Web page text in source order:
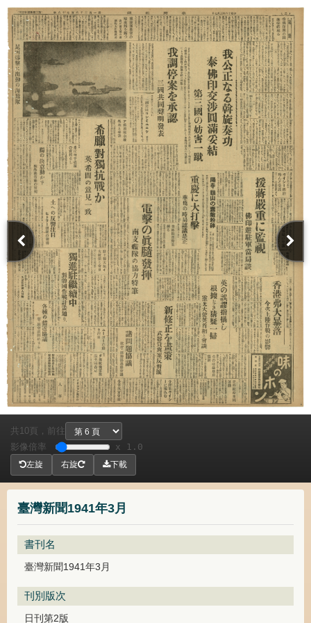
臺灣新聞1941年3月
書刊名
臺灣新聞1941年3月
刊別版次
日刊第2版
共 10頁，
前往
影像倍率
x 1.0
左旋 右旋 下載